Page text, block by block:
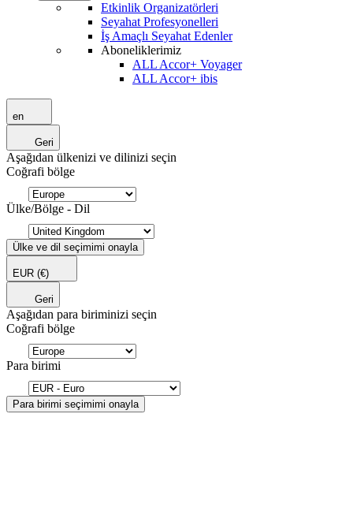
Etkinlik Organizatörleri
Seyahat Profesyonelleri
İş Amaçlı Seyahat Edenler
Aboneliklerimiz
ALL Accor+ Voyager
ALL Accor+ ibis
en
Geri
Aşağıdan ülkenizi ve dilinizi seçin
Coğrafi bölge
Ülke/Bölge - Dil
Ülke ve dil seçimimi onayla
EUR (€)
Geri
Aşağıdan para biriminizi seçin
Coğrafi bölge
Para birimi
Para birimi seçimimi onayla